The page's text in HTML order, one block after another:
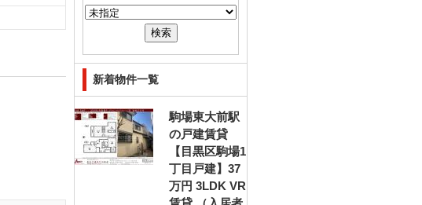
新着物件一覧
駒場東大前駅
の戸建賃貸
【目黒区駒場1
丁目戸建】37
万円 3LDK VR